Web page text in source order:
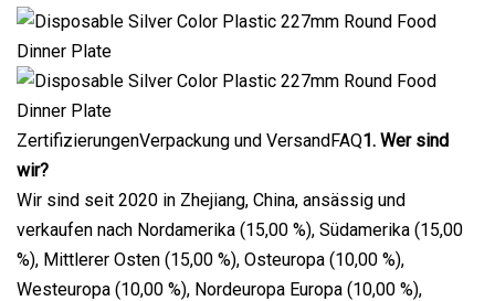
ZertifizierungenVerpackung und VersandFAQ1. Wer sind
wir?
Wir sind seit 2020 in Zhejiang, China, ansässig und
verkaufen nach Nordamerika (15,00 %), Südamerika (15,00
%), Mittlerer Osten (15,00 %), Osteuropa (10,00 %),
Westeuropa (10,00 %), Nordeuropa Europa (10,00 %),